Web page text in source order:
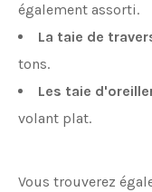
également assorti.
La taie de
tons.
Les taie
volant plat.
Vous trouverez